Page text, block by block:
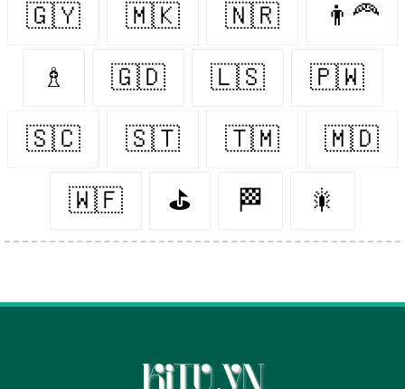
🇬🇾 🇲🇰 🇳🇷 👨‍🦰
♗ 🇬🇩 🇱🇸 🇵🇼
🇸🇨 🇸🇹 🇹🇲 🇲🇩
🇼🇫 ⛳️ 🏁 🎇